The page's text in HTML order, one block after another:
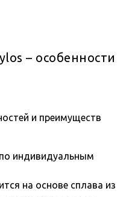
– особенности
и преимуществ
индивидуальным
на основе сплава из